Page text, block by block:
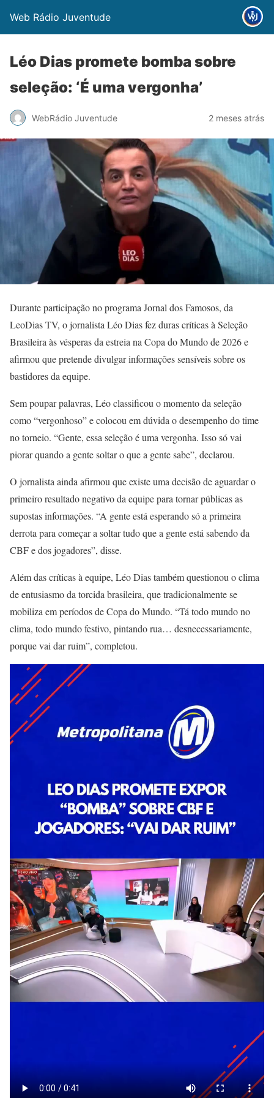
Web Rádio Juventude
Léo Dias promete bomba sobre
seleção: ‘É uma vergonha’
WebRádio Juventude 2 meses atrás
Durante participação no programa Jornal dos Famosos, da
LeoDias TV, o jornalista Léo Dias fez duras críticas à Seleção
Brasileira às vésperas da estreia na Copa do Mundo de 2026 e
afirmou que pretende divulgar informações sensíveis sobre os
bastidores da equipe.
Sem poupar palavras, Léo classificou o momento da seleção
como “vergonhoso” e colocou em dúvida o desempenho do time
no torneio. “Gente, essa seleção é uma vergonha. Isso só vai
piorar quando a gente soltar o que a gente sabe”, declarou.
O jornalista ainda afirmou que existe uma decisão de aguardar o
primeiro resultado negativo da equipe para tornar públicas as
supostas informações. “A gente está esperando só a primeira
derrota para começar a soltar tudo que a gente está sabendo da
CBF e dos jogadores”, disse.
Além das críticas à equipe, Léo Dias também questionou o clima
de entusiasmo da torcida brasileira, que tradicionalmente se
mobiliza em períodos de Copa do Mundo. “Tá todo mundo no
clima, todo mundo festivo, pintando rua… desnecessariamente,
porque vai dar ruim”, completou.